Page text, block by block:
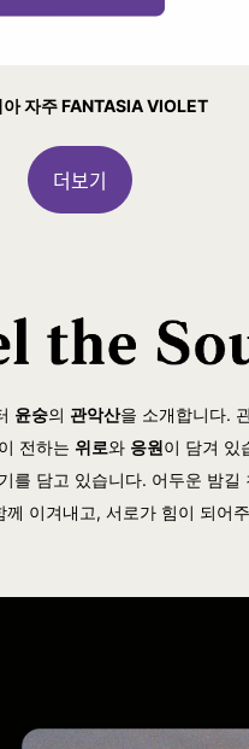
자주 FANTASIA VIOLET
더보기
윤숭의 관악산을 소개합니다.
전하는 위로와 응원이 담겨 있
를 담고 있습니다. 어두운 밤
께 이겨내고, 서로가 힘이 되어